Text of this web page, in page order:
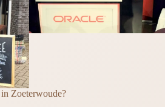
Zoeterwoude?